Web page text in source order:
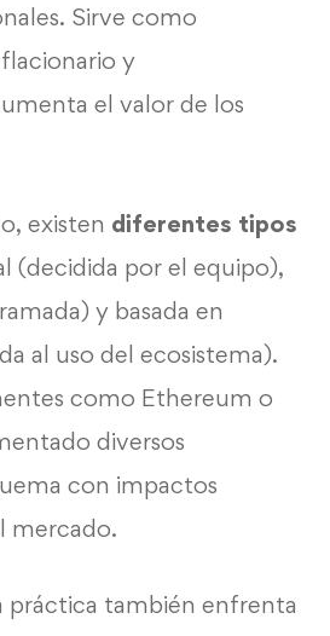
Sirve como
y
el valor de los
existen diferentes tipos
(decidida por el equipo),
y basada en
al uso del ecosistema).
como Ethereum o
diversos
con impactos
mercado.
práctica también enfrenta